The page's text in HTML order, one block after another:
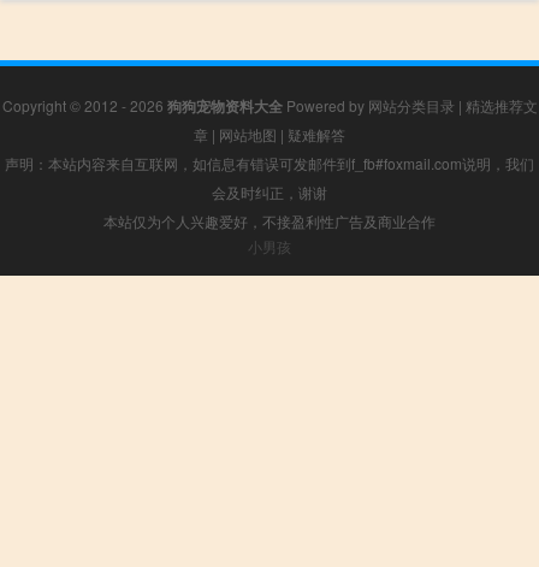
Copyright © 2012 - 2026 狗狗宠物资料大全Powered by 网站分类目录 | 精选推荐文
章 | 网站地图 | 疑难解答
声明：本站内容来自互联网，如信息有错误可发邮件到f_fb#foxmail.com说明，我们
会及时纠正，谢谢
本站仅为个人兴趣爱好，不接盈利性广告及商业合作
小男孩